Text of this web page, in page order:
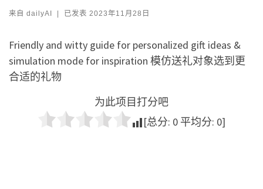
来自 dailyAI | 已发表 2023年11月28日
Friendly and witty guide for personalized gift ideas &
simulation mode for inspiration 模仿送礼对象选到更
合适的礼物
为此项目打分吧
[总分: 0 平均分: 0]